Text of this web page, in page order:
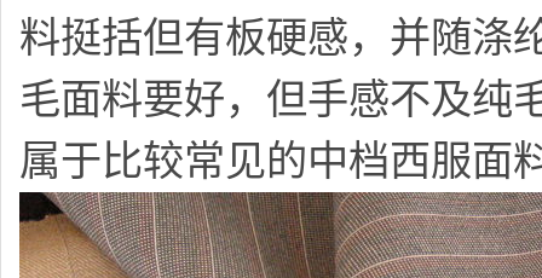
料挺括但有板硬感，并随涤
毛面料要好，但手感不及纯
属于比较常见的中档西服面